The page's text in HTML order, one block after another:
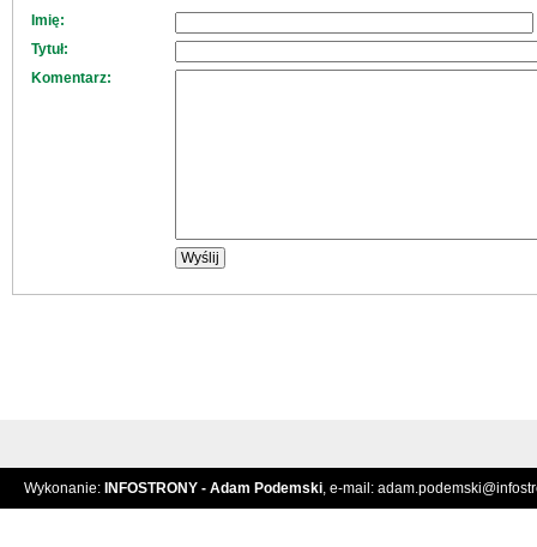
Imię:
Tytuł:
Komentarz:
Wykonanie: INFOSTRONY - Adam Podemski, e-mail: